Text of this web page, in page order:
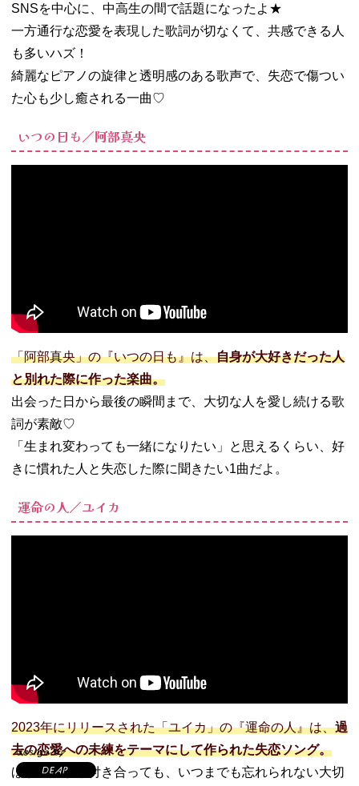
SNSを中心に、中高生の間で話題になったよ★
一方通行な恋愛を表現した歌詞が切なくて、共感できる人
も多いハズ！
綺麗なピアノの旋律と透明感のある歌声で、失恋で傷つい
た心も少し癒される一曲♡
いつの日も／阿部真央
「阿部真央」の『いつの日も』は、自身が大好きだった人
と別れた際に作った楽曲。
出会った日から最後の瞬間まで、大切な人を愛し続ける歌
詞が素敵♡
「生まれ変わっても一緒になりたい」と思えるくらい、好
きに慣れた人と失恋した際に聞きたい1曲だよ。
運命の人／ユイカ
2023年にリリースされた「ユイカ」の『運命の人』は、過
去の恋愛への未練をテーマにして作られた失恋ソング。
ほかの誰かと付き合っても、いつまでも忘れられない大切